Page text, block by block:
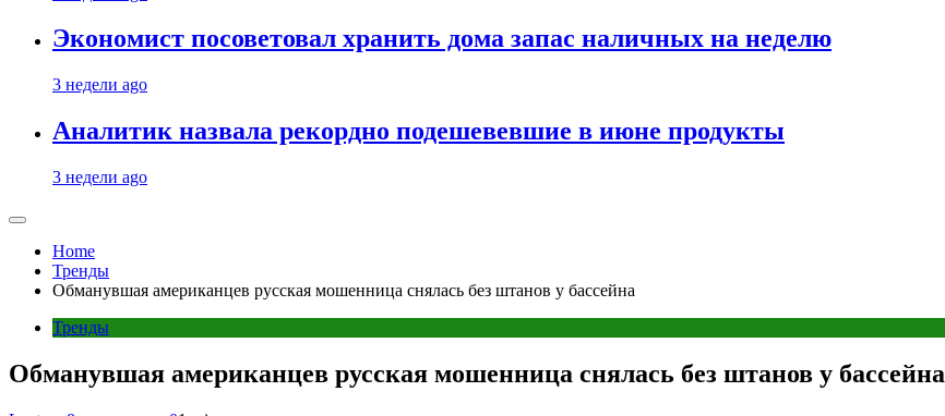
Экономист посоветовал хранить дома запас наличных на неделю
3 недели ago
Аналитик назвала рекордно подешевевшие в июне продукты
3 недели ago
Home
Тренды
Обманувшая американцев русская мошенница снялась без штанов у бассейна
Тренды
Обманувшая американцев русская мошенница снялась без штанов у бассейна